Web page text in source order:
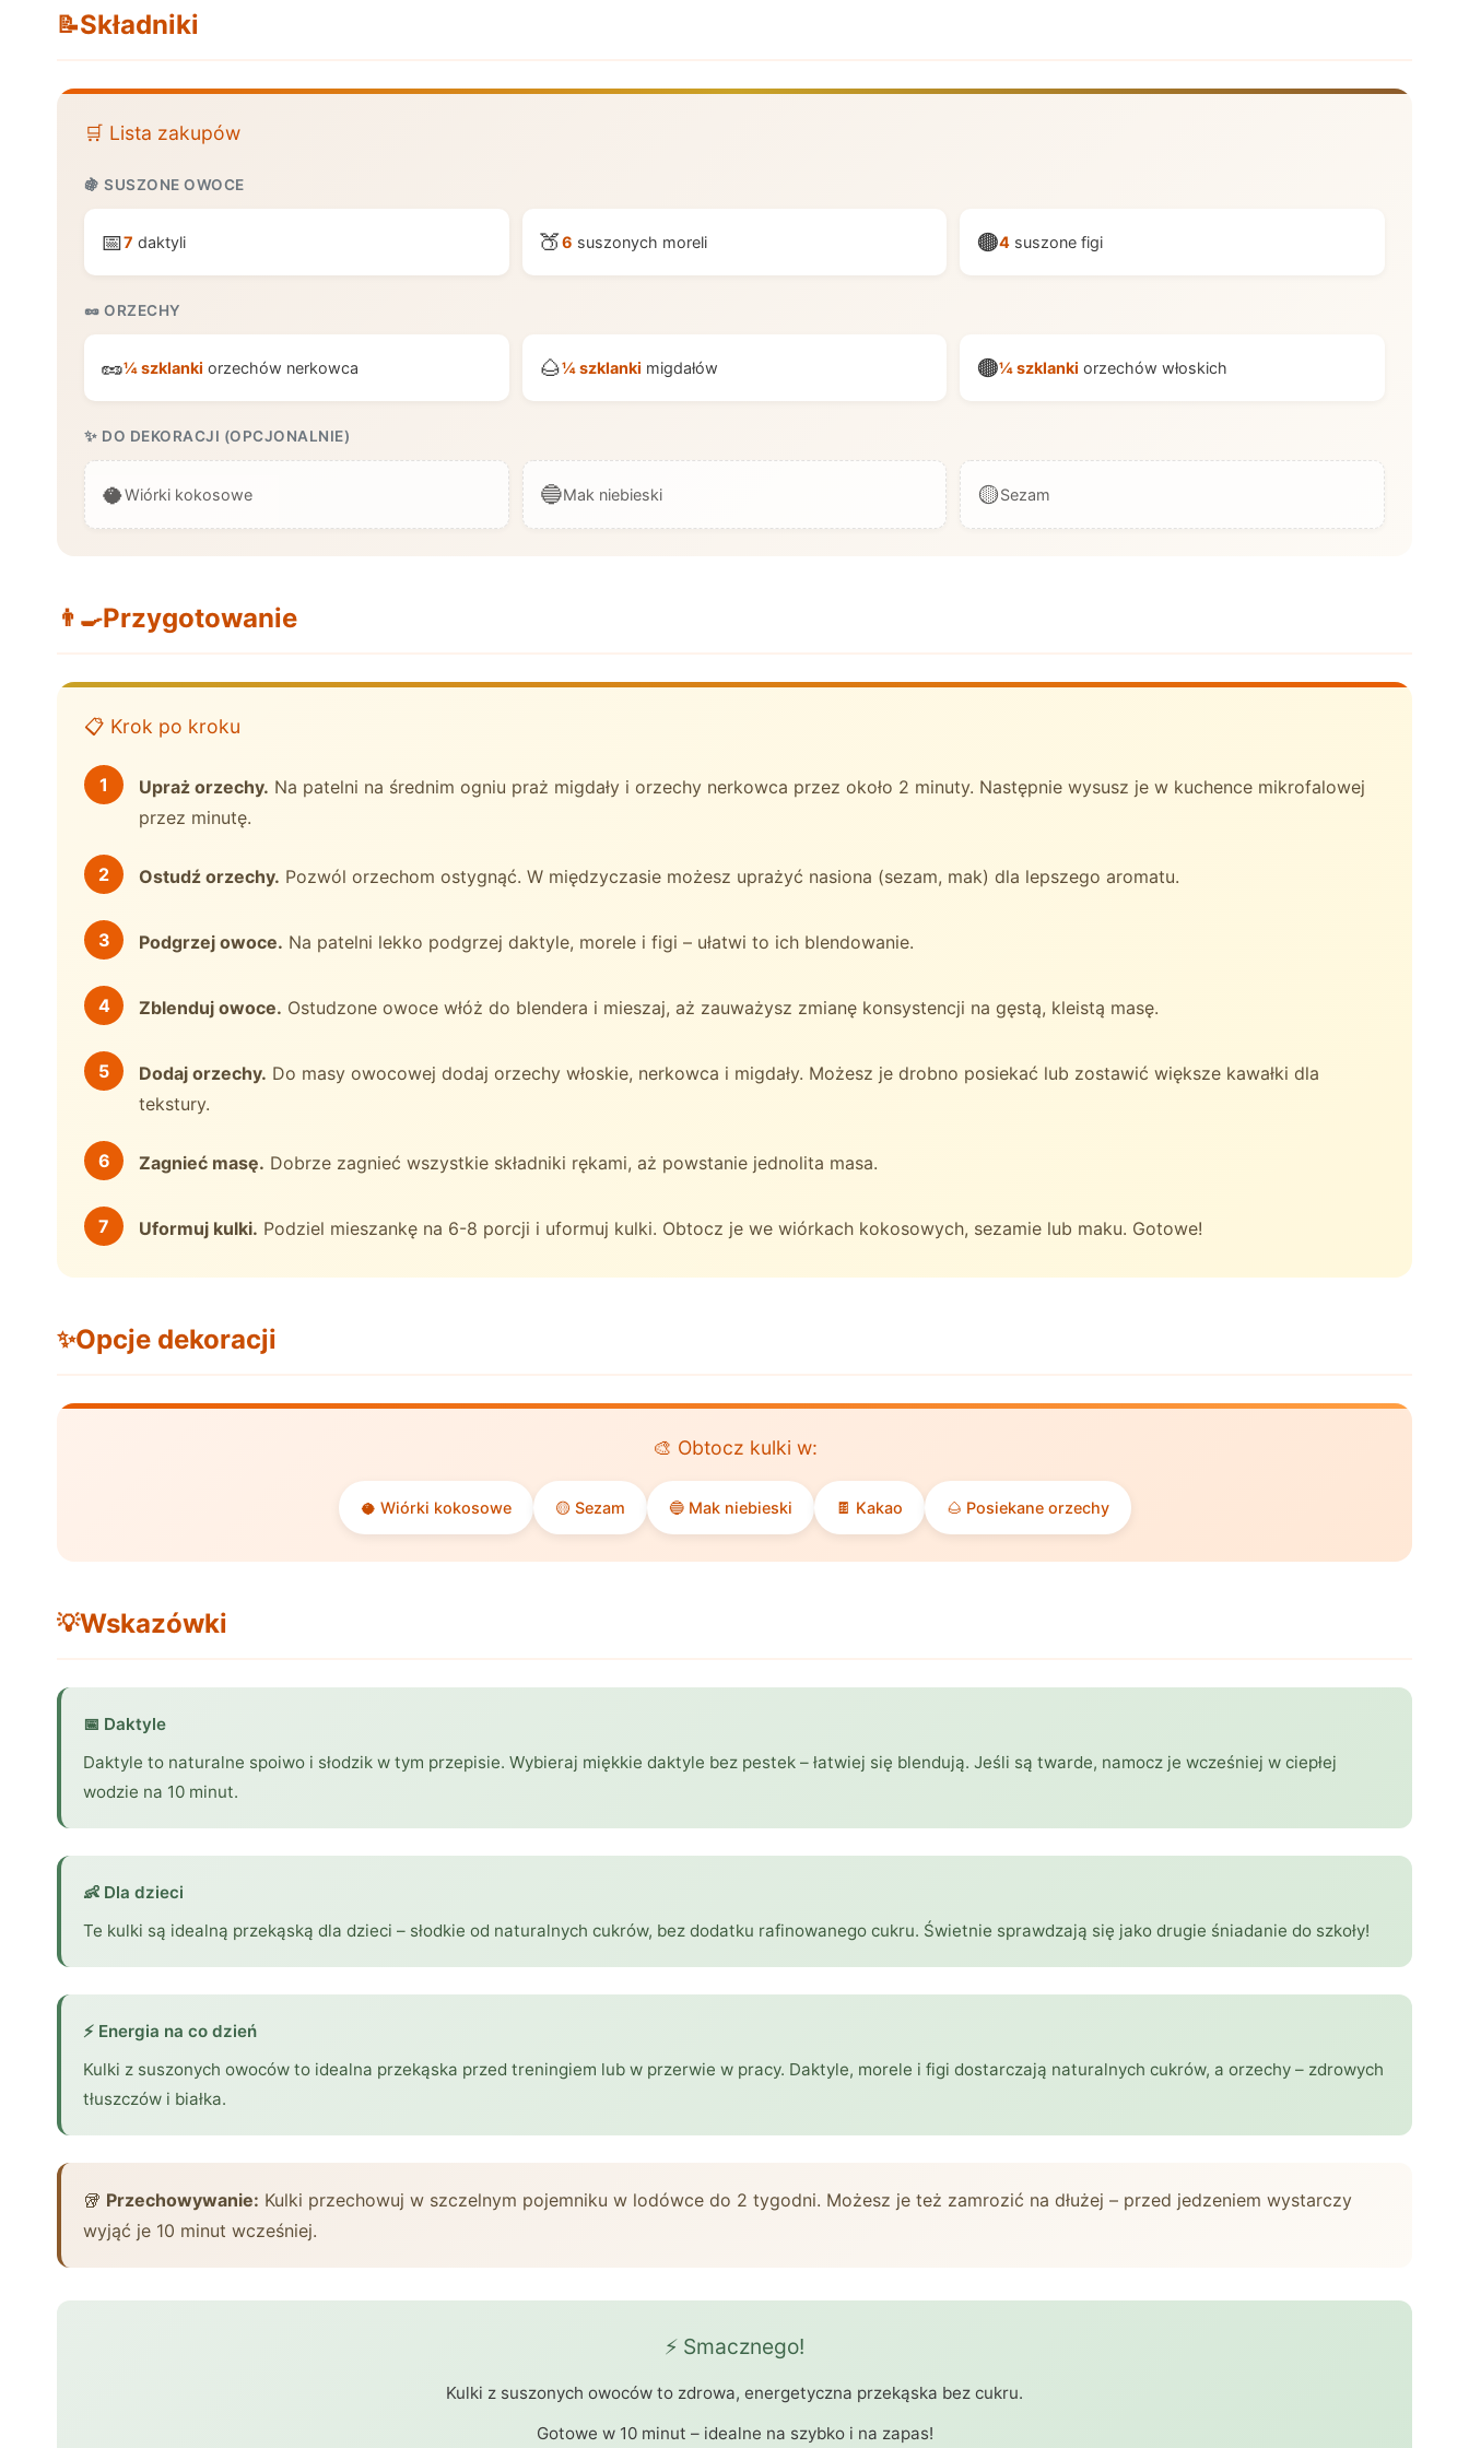
📝Składniki
🛒 Lista zakupów
🍇 SUSZONE OWOCE
📅7 daktyli 🍑6 suszonych moreli 🟤4 suszone figi
🥜 ORZECHY
🥜¼ szklanki orzechów nerkowca 🌰¼ szklanki migdałów 🟤¼ szklanki orzechów włoskich
✨ DO DEKORACJI (OPCJONALNIE)
🥥Wiórki kokosowe 🔵Mak niebieski 🟡Sezam
👨‍🍳Przygotowanie
📋 Krok po kroku
Upraż orzechy. Na patelni na średnim ogniu praż migdały i orzechy nerkowca przez około 2 minuty. Następnie wysusz je w kuchence mikrofalowej
przez minutę.
Ostudź orzechy. Pozwól orzechom ostygnąć. W międzyczasie możesz uprażyć nasiona (sezam, mak) dla lepszego aromatu.
Podgrzej owoce. Na patelni lekko podgrzej daktyle, morele i figi – ułatwi to ich blendowanie.
Zblenduj owoce. Ostudzone owoce włóż do blendera i mieszaj, aż zauważysz zmianę konsystencji na gęstą, kleistą masę.
Dodaj orzechy. Do masy owocowej dodaj orzechy włoskie, nerkowca i migdały. Możesz je drobno posiekać lub zostawić większe kawałki dla
tekstury.
Zagnieć masę. Dobrze zagnieć wszystkie składniki rękami, aż powstanie jednolita masa.
Uformuj kulki. Podziel mieszankę na 6-8 porcji i uformuj kulki. Obtocz je we wiórkach kokosowych, sezamie lub maku. Gotowe!
✨Opcje dekoracji
🎨 Obtocz kulki w:
🥥 Wiórki kokosowe 🟡 Sezam 🔵 Mak niebieski 🍫 Kakao 🌰 Posiekane orzechy
💡Wskazówki
📅 Daktyle
Daktyle to naturalne spoiwo i słodzik w tym przepisie. Wybieraj miękkie daktyle bez pestek – łatwiej się blendują. Jeśli są twarde, namocz je wcześniej w ciepłej
wodzie na 10 minut.
👶 Dla dzieci
Te kulki są idealną przekąską dla dzieci – słodkie od naturalnych cukrów, bez dodatku rafinowanego cukru. Świetnie sprawdzają się jako drugie śniadanie do szkoły!
⚡ Energia na co dzień
Kulki z suszonych owoców to idealna przekąska przed treningiem lub w przerwie w pracy. Daktyle, morele i figi dostarczają naturalnych cukrów, a orzechy – zdrowych
tłuszczów i białka.
🥡 Przechowywanie: Kulki przechowuj w szczelnym pojemniku w lodówce do 2 tygodni. Możesz je też zamrozić na dłużej – przed jedzeniem wystarczy
wyjąć je 10 minut wcześniej.
⚡ Smacznego!
Kulki z suszonych owoców to zdrowa, energetyczna przekąska bez cukru.
Gotowe w 10 minut – idealne na szybko i na zapas!